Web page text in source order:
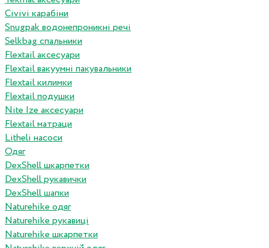
Сivivi карабіни
Snugpak водонепроникні речі
Selkbag спальники
Flextail аксесуари
Flextail вакуумні пакувальники
Flextail килимки
Flextail подушки
Nite Ize аксесуари
Flextail матраци
Litheli насоси
Одяг
DexShell шкарпетки
DexShell рукавички
DexShell шапки
Naturehike одяг
Naturehike рукавиці
Naturehike шкарпетки